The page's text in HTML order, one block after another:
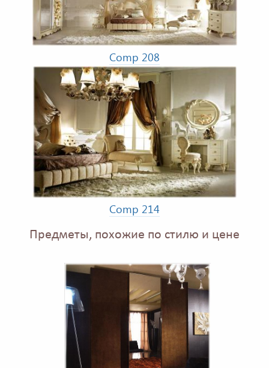
Comp 208
Comp 214
Предметы, похожие по стилю и цене